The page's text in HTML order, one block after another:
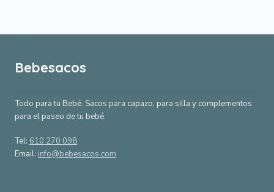
Bebesacos
Todo para tu Bebé. Sacos para capazo, para silla y complementos
para el paseo de tu bebé.
Tel: 610 270 098
Email: info@bebesacos.com